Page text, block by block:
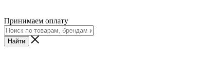
Принимаем оплату
Найти